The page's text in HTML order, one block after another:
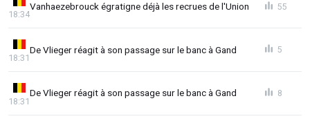
Vanhaezebrouck égratigne déjà les recrues de l'Union
18:34
55
De Vlieger réagit à son passage sur le banc à Gand
18:31
5
De Vlieger réagit à son passage sur le banc à Gand
18:31
8